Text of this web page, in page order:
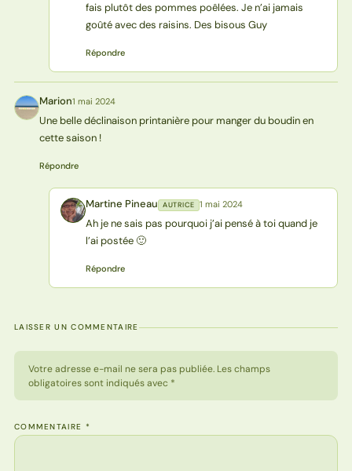
fais plutôt des pommes poêlées. Je n’ai jamais
goûté avec des raisins. Des bisous Guy
Répondre
M Marion1 mai 2024
Une belle déclinaison printanière pour manger du boudin en
cette saison !
Répondre
MP Martine Pineau AUTRICE 1 mai 2024
Ah je ne sais pas pourquoi j’ai pensé à toi quand je
l’ai postée 🙂
Répondre
LAISSER UN COMMENTAIRE
Votre adresse e-mail ne sera pas publiée. Les champs
obligatoires sont indiqués avec *
COMMENTAIRE *